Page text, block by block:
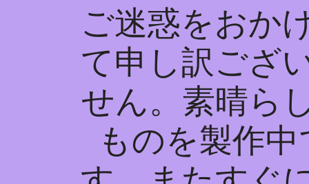
ご迷惑をおか
て申し訳ござ
せん。素晴ら
ものを製作中